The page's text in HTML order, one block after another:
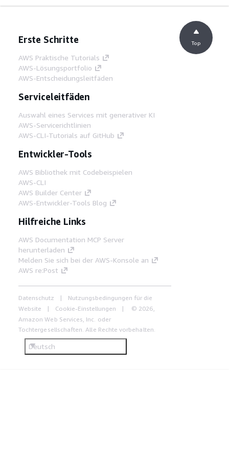
Erste Schritte
AWS Praktische Tutorials
AWS-Lösungsportfolio
AWS-Entscheidungsleitfäden
Serviceleitfäden
Auswahl eines Services mit generativer KI
AWS-Servicerichtlinien
AWS-CLI-Tutorials auf GitHub
Entwickler-Tools
AWS Bibliothek mit Codebeispielen
AWS-CLI
AWS Builder Center
AWS-Entwickler-Tools Blog
Hilfreiche Links
AWS Documentation MCP Server
herunterladen
Melden Sie sich bei der AWS-Konsole an
AWS re:Post
Datenschutz
Nutzungsbedingungen für die
Website
Cookie-Einstellungen
© 2026,
Amazon Web Services, Inc. oder
Tochtergesellschaften. Alle Rechte vorbehalten.
Deutsch
Top